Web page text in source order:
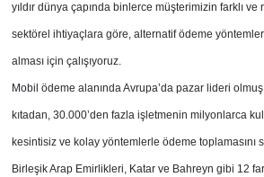
yıldır dünya çapında binlerce müşterimizin farklı
sektörel ihtiyaçlara göre, alternatif ödeme
alması için çalışıyoruz.
Mobil ödeme alanında Avrupa’da pazar lideri
kıtadan, 30.000’den fazla işletmenin milyonlarca
kesintisiz ve kolay yöntemlerle ödeme toplamasını
Birleşik Arap Emirlikleri, Katar ve Bahreyn gibi 12